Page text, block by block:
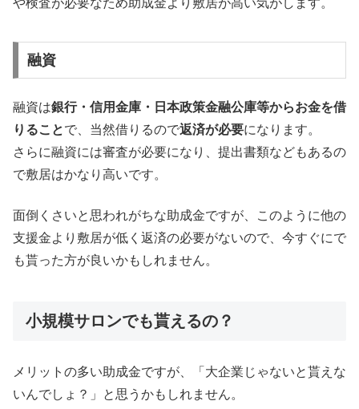
や検査が必要なため助成金より敷居が高い気がします。
融資
融資は銀行・信用金庫・日本政策金融公庫等からお金を借
りることで、当然借りるので返済が必要になります。
さらに融資には審査が必要になり、提出書類などもあるの
で敷居はかなり高いです。
面倒くさいと思われがちな助成金ですが、このように他の
支援金より敷居が低く返済の必要がないので、今すぐにで
も貰った方が良いかもしれません。
小規模サロンでも貰えるの？
メリットの多い助成金ですが、「大企業じゃないと貰えな
いんでしょ？」と思うかもしれません。